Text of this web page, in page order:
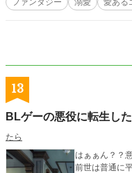
ファンタジー 溺愛 愛ある
13
BLゲーの悪役に転生し
たら
はぁぁん？？意味わからな
前世は普通に